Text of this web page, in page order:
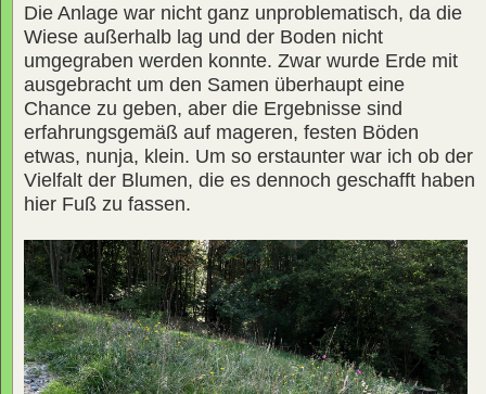
Die Anlage war nicht ganz unproblematisch, da die
Wiese außerhalb lag und der Boden nicht
umgegraben werden konnte. Zwar wurde Erde mit
ausgebracht um den Samen überhaupt eine
Chance zu geben, aber die Ergebnisse sind
erfahrungsgemäß auf mageren, festen Böden
etwas, nunja, klein. Um so erstaunter war ich ob der
Vielfalt der Blumen, die es dennoch geschafft haben
hier Fuß zu fassen.